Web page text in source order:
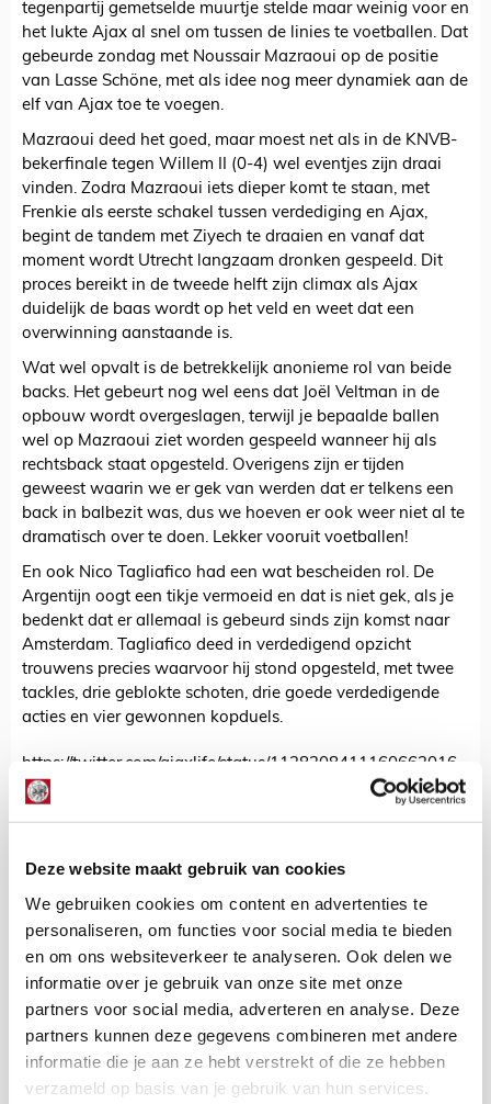
Deze website maakt gebruik van cookies
We gebruiken cookies om content en advertenties te
personaliseren, om functies voor social media te bieden
en om ons websiteverkeer te analyseren. Ook delen we
informatie over je gebruik van onze site met onze
partners voor social media, adverteren en analyse. Deze
partners kunnen deze gegevens combineren met andere
informatie die je aan ze hebt verstrekt of die ze hebben
verzameld op basis van je gebruik van hun services.
tegenpartij gemetselde muurtje stelde maar weinig voor en
het lukte Ajax al snel om tussen de linies te voetballen. Dat
gebeurde zondag met Noussair Mazraoui op de positie
van Lasse Schöne, met als idee nog meer dynamiek aan de
elf van Ajax toe te voegen.
Mazraoui deed het goed, maar moest net als in de KNVB-
bekerfinale tegen Willem II (0-4) wel eventjes zijn draai
vinden. Zodra Mazraoui iets dieper komt te staan, met
Frenkie als eerste schakel tussen verdediging en Ajax,
begint de tandem met Ziyech te draaien en vanaf dat
moment wordt Utrecht langzaam dronken gespeeld. Dit
proces bereikt in de tweede helft zijn climax als Ajax
duidelijk de baas wordt op het veld en weet dat een
overwinning aanstaande is.
Wat wel opvalt is de betrekkelijk anonieme rol van beide
backs. Het gebeurt nog wel eens dat Joël Veltman in de
opbouw wordt overgeslagen, terwijl je bepaalde ballen
wel op Mazraoui ziet worden gespeeld wanneer hij als
rechtsback staat opgesteld. Overigens zijn er tijden
geweest waarin we er gek van werden dat er telkens een
back in balbezit was, dus we hoeven er ook weer niet al te
dramatisch over te doen. Lekker vooruit voetballen!
En ook Nico Tagliafico had een wat bescheiden rol. De
Argentijn oogt een tikje vermoeid en dat is niet gek, als je
bedenkt dat er allemaal is gebeurd sinds zijn komst naar
Amsterdam. Tagliafico deed in verdedigend opzicht
trouwens precies waarvoor hij stond opgesteld, met twee
tackles, drie geblokte schoten, drie goede verdedigende
acties en vier gewonnen kopduels.
https://twitter.com/ajaxlife/status/1128208411160662016
Zone 14
Weet je nog dat het Ajax tegen Tottenham Hotspur amper
Tijdens Ajax - Utrecht gebeurde zondag precies het
tegenovergestelde. Er stond constant een aanspeelpunt
voorin en die werd ook zeer regelmatig bereikt. Je kunt dit
aflezen uit het patroon van de passes binnen Zone 14,
De meeste ballen gingen linksaf, maar dat was niet echt
een punt. Het was ondanks de afslag linksaf vrijwel de
hele wedstrijd mogelijk om 'door' te voetballen. Hoe vaak
gebeurde het wel niet dat de bal vanaf de achterlijn,
ergens linksvoor, toch weer voor het doel kwam waarna